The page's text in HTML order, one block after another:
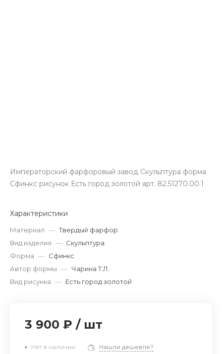
Императорский фарфоровый завод Скульптура форма
Сфинкс рисунок Есть город золотой арт. 82.51270.00.1
Характеристики
Материал — Твердый фарфор
Вид изделия — Скульптура
Форма — Сфинкс
Автор формы — Чарина Т.Л.
Вид рисунка — Есть город золотой
3 900 ₽ / шт
Нет в наличии Нашли дешевле?